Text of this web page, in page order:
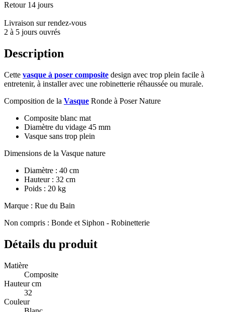
Retour 14 jours
Livraison sur rendez-vous
2 à 5 jours ouvrés
Description
Cette vasque à poser composite design avec trop plein facile à
entretenir, à installer avec une robinetterie réhaussée ou murale.
Composition de la Vasque Ronde à Poser Nature
Composite blanc mat
Diamètre du vidage 45 mm
Vasque sans trop plein
Dimensions de la Vasque nature
Diamètre : 40 cm
Hauteur : 32 cm
Poids : 20 kg
Marque : Rue du Bain
Non compris : Bonde et Siphon - Robinetterie
Détails du produit
Matière
Composite
Hauteur cm
32
Couleur